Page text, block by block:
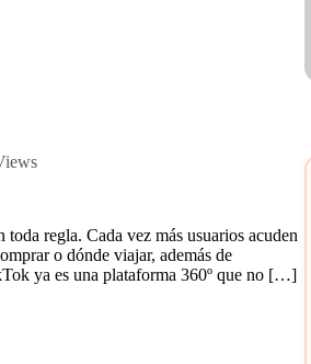
regla. Cada vez más usuarios acuden
o dónde viajar, además de
ya es una plataforma 360º que no […]